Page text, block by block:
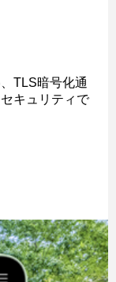
TLS暗号化通
キュリティで